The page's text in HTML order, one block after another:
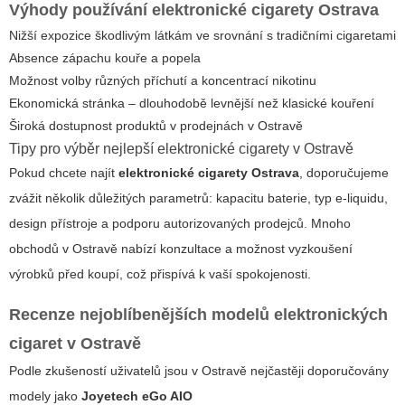
Výhody používání elektronické cigarety Ostrava
Nižší expozice škodlivým látkám ve srovnání s tradičními cigaretami
Absence zápachu kouře a popela
Možnost volby různých příchutí a koncentrací nikotinu
Ekonomická stránka – dlouhodobě levnější než klasické kouření
Široká dostupnost produktů v prodejnách v Ostravě
Tipy pro výběr nejlepší elektronické cigarety v Ostravě
Pokud chcete najít elektronické cigarety Ostrava, doporučujeme
zvážit několik důležitých parametrů: kapacitu baterie, typ e-liquidu,
design přístroje a podporu autorizovaných prodejců. Mnoho
obchodů v Ostravě nabízí konzultace a možnost vyzkoušení
výrobků před koupí, což přispívá k vaší spokojenosti.
Recenze nejoblíbenějších modelů elektronických
cigaret v Ostravě
Podle zkušeností uživatelů jsou v Ostravě nejčastěji doporučovány
modely jako Joyetech eGo AIO